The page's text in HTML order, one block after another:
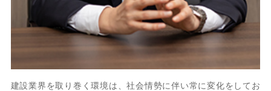
建設業界を取り巻く環境は、社会情勢に伴い常に変化をしてお